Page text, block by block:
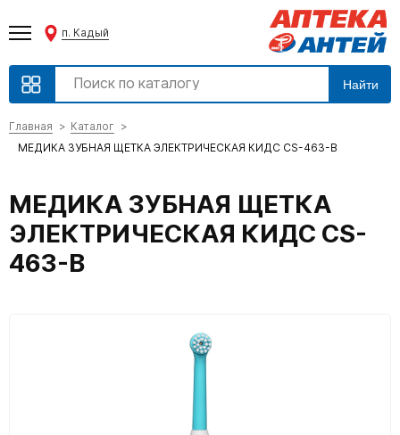
п. Кадый
Найти
Главная
Каталог
МЕДИКА ЗУБНАЯ ЩЕТКА ЭЛЕКТРИЧЕСКАЯ КИДС CS-463-B
МЕДИКА ЗУБНАЯ ЩЕТКА
ЭЛЕКТРИЧЕСКАЯ КИДС CS-
463-B